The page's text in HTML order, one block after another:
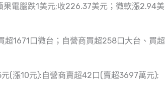
電腦跌1美元;收226.37美元；微軟漲2.94美
1671口微台；自營商買超258口大台、買超
(漲10元):自營商賣超42口(賣超3697萬元);